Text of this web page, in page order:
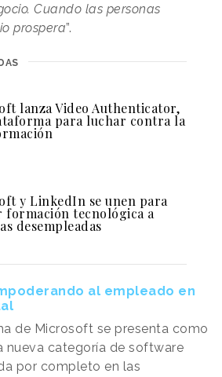
Cuando las personas
prospera”.
lanza Video Authenticator,
para luchar contra la
y LinkedIn se unen para
formación tecnológica a
desempleadas
al empleado en
de Microsoft se presenta como
nueva categoría de software
por completo en las